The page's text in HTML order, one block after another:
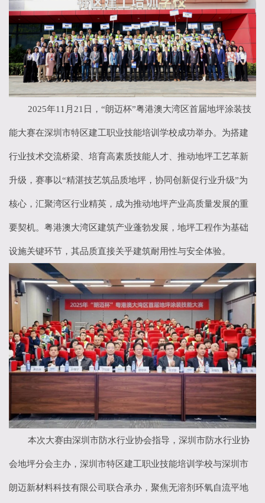
2025年11 月 21 日，“朗迈杯”粤港澳大湾区首届地坪涂装技
能大赛在深圳市特区建工职业技能培训学校成功举办。为搭建
行业技术交流桥梁、培育高素质技能人才、推动地坪工艺革新
升级，赛事以“精湛技艺筑品质地坪，协同创新促行业升级”为
核心，汇聚湾区行业精英，成为推动地坪产业高质量发展的重
要契机。粤港澳大湾区建筑产业蓬勃发展，地坪工程作为基础
设施关键环节，其品质直接关乎建筑耐用性与安全体验。
本次大赛由深圳市防水行业协会指导，深圳市防水行业协
会地坪分会主办，深圳市特区建工职业技能培训学校与深圳市
朗迈新材料科技有限公司联合承办，聚焦无溶剂环氧自流平地